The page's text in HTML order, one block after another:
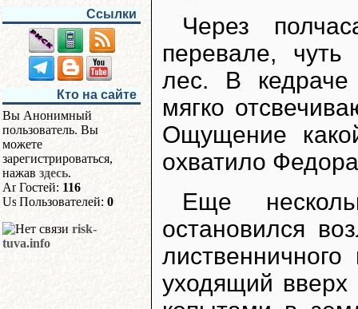
Ссылки
Кто на сайте
Вы Анонимный
пользователь. Вы
можете
зарегистрироваться,
нажав здесь.
Гостей: 116
Пользователей: 0
risk-
tuva.info
Через
перевале,
лес. В кедраче
мягко
Ощущение
охватило
Еще
остановился
уходящий вверх